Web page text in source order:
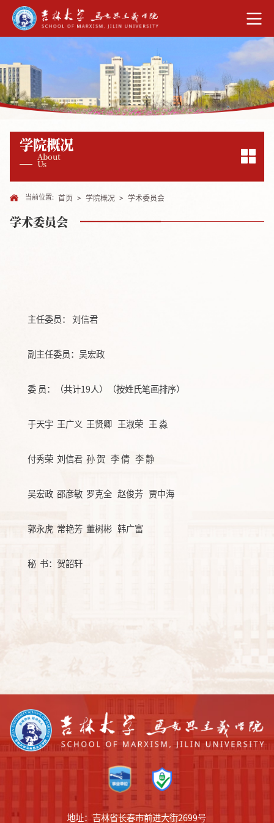
学院概况
About
Us
当前位置: 首页 > 学院概况 > 学术委员会
学术委员会
主任委员： 刘信君
副主任委员：吴宏政
委 员：（共计19人）（按姓氏笔画排序）
于天宇 王广义 王贤卿 王淑荣 王 淼
付秀荣 刘信君 孙贺 李倩 李静
吴宏政 邵彦敏 罗克全 赵俊芳 贾中海
郭永虎 常艳芳 董树彬 韩广富
秘 书：贺韶轩
地址：吉林省长春市前进大街2699号